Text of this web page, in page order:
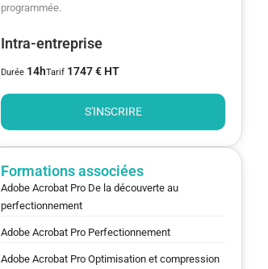
programmée.
Intra-entreprise
Durée 14hTarif 1747 € HT
S'INSCRIRE
Formations associées
Adobe Acrobat Pro De la découverte au
perfectionnement
Adobe Acrobat Pro Perfectionnement
Adobe Acrobat Pro Optimisation et compression